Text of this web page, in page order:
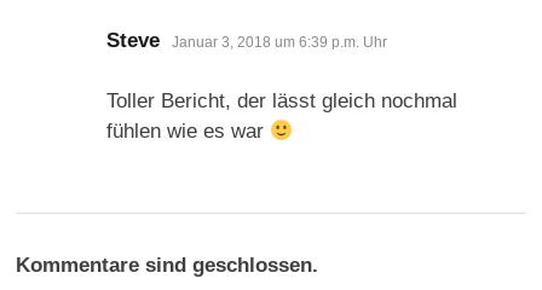
Steve sagt:
Januar 3, 2018 um 6:39 p.m. Uhr
Toller Bericht, der lässt gleich nochmal
fühlen wie es war
Kommentare sind geschlossen.